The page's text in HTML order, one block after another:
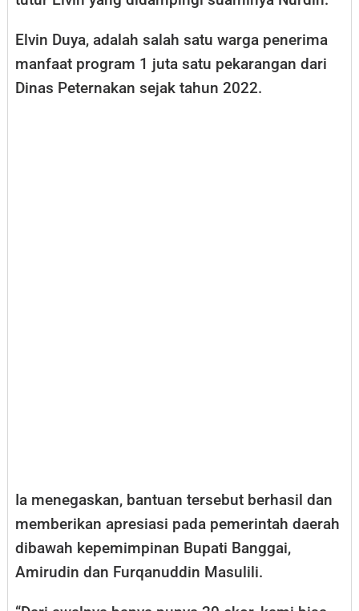
Elvin Duya, adalah salah satu warga penerima
manfaat program 1 juta satu pekarangan dari
Dinas Peternakan sejak tahun 2022.
Ia menegaskan, bantuan tersebut berhasil dan
memberikan apresiasi pada pemerintah daerah
dibawah kepemimpinan Bupati Banggai,
Amirudin dan Furqanuddin Masulili.